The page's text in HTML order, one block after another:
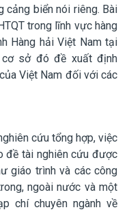
cảng biển nói riêng. Bài
trong lĩnh vực hàng
Hàng hải Việt Nam tại
sở đó đề xuất định
Việt Nam đối với các
cứu tổng hợp, việc
đề tài nghiên cứu được
giáo trình và các công
ngoài nước và một
chí chuyên ngành về